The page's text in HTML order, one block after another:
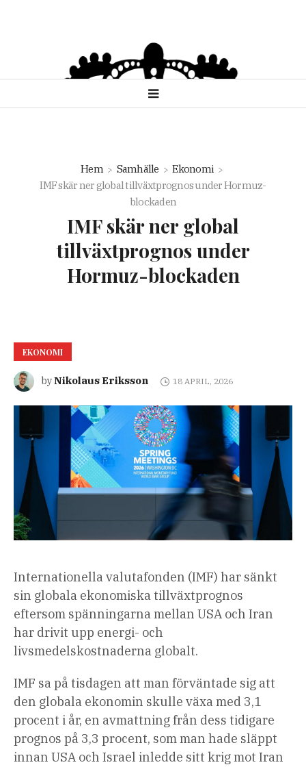
Hem Samhälle
Ekonomi
IMF skär ner global tillväxtprognos under Hormuz-
blockaden
IMF skär ner global
tillväxtprognos under
Hormuz-blockaden
EKONOMI
byNikolaus Eriksson 18 APRIL, 2026
Internationella valutafonden (IMF) har sänkt
sin globala ekonomiska tillväxtprognos
eftersom spänningarna mellan USA och Iran
har drivit upp energi- och
livsmedelskostnaderna globalt.
IMF sa på tisdagen att man förväntade sig att
den globala ekonomin skulle växa med 3,1
procent i år, en avmattning från dess tidigare
prognos på 3,3 procent, som man hade släppt
innan USA och Israel inledde sitt krig mot Iran